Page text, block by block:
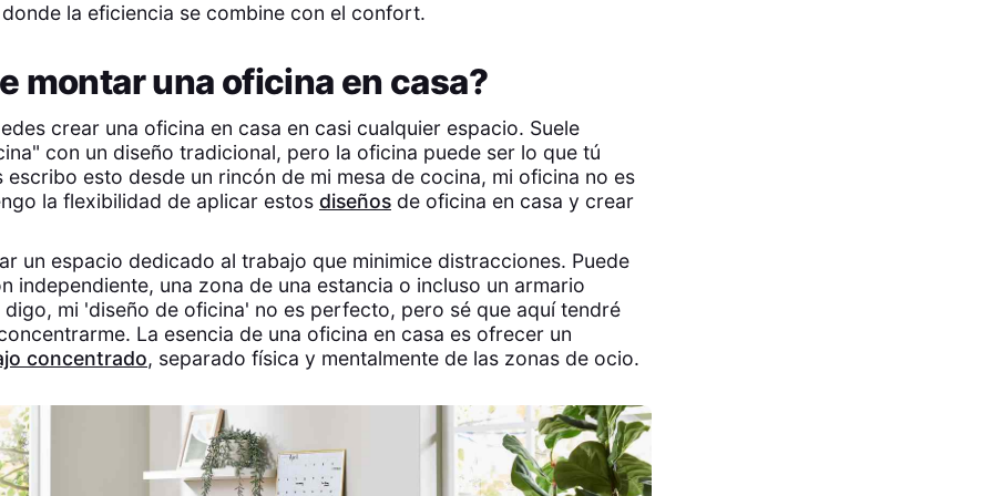
la eficiencia se combine con el confort.
montar una oficina en casa?
crear una oficina en casa en casi cualquier espacio. Suele
con un diseño tradicional, pero la oficina puede ser lo que tú
escribo esto desde un rincón de mi mesa de cocina, mi oficina no es
la flexibilidad de aplicar estos diseñosde oficina en casa y crear
un espacio dedicado al trabajo que minimice distracciones. Puede
independiente, una zona de una estancia o incluso un armario
mi 'diseño de oficina' no es perfecto, pero sé que aquí tendré
La esencia de una oficina en casa es ofrecer un
concentrado, separado física y mentalmente de las zonas de ocio.